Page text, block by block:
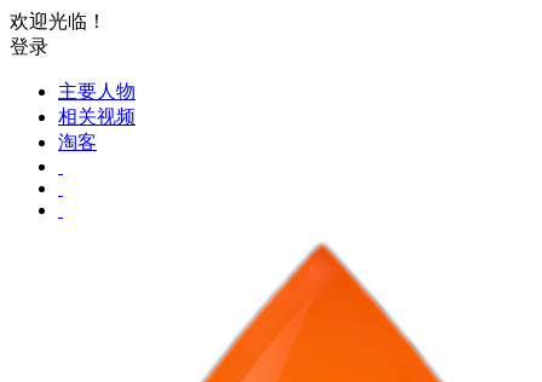
欢迎光临！
登录
主要人物
相关视频
淘客